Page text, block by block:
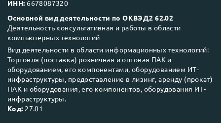
ИНН: 6678087320
Основной вид деятельности по ОКВЭД2 62.02
Деятельность консультативная и работы в области
компьютерных технологий
Вид деятельности в области информационных технологий:
Торговля (поставка) розничная и оптовая ПАК и
оборудованием, его компонентами, оборудованием ИТ-
инфраструктуры, предоставление в лизинг, аренду (прокат)
ПАК и оборудования, его компонентов, оборудования ИТ-
инфраструктуры.
Код: 27.01